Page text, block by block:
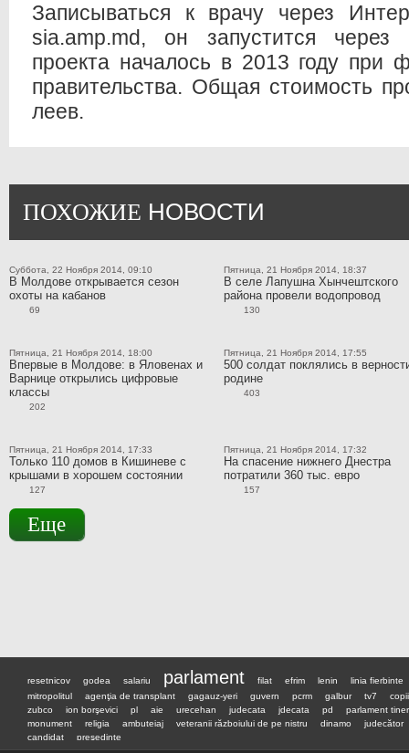
Записываться к врачу через
sia.amp.md, он запустится
проекта началось в 2013 году при
правительства. Общая стоимость
леев.
ПОХОЖИЕ НОВОСТИ
Суббота, 22 Ноября 2014, 09:10
В Молдове открывается сезон
охоты на кабанов
69
Пятница, 21 Ноября 2014, 18:37
В селе Лапушна Хынчештского
района провели водопровод
130
Пятница, 21 Ноября 2014, 18:00
Впервые в Молдове: в Яловенах и
Варнице открылись цифровые
классы
202
Пятница, 21 Ноября 2014, 17:55
500 солдат поклялись в
родине
403
Пятница, 21 Ноября 2014, 17:33
Только 110 домов в Кишиневе с
крышами в хорошем состоянии
127
Пятница, 21 Ноября 2014, 17:32
На спасение нижнего Днестра
потратили 360 тыс. евро
157
Еще
resetnicov godea salariu parlament filat efrim lenin
linia fierbinte
mitropolitul
agenţia de transplant gagauz-yeri guvern pcrm galbur tv7
copii
zubco
ion borşevici pl aie urecehan judecata jdecata pd
parlament
monument
religia ambuteiaj veteranii războiului de pe nistru dinamo
judecător
candidat
preşedinte